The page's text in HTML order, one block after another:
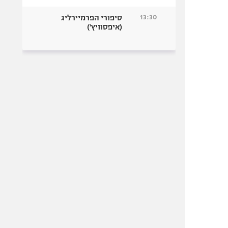
13:30
סיפורי הפרמיירליג
(איפסוויץ')